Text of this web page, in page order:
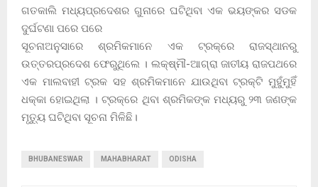
ଗତକାଲି ମଧ୍ୟପ୍ରଦେଶର ଗୁନାରେ ଘଟିଥିବା ଏକ ଭୟଙ୍କର ସଡକ
ଦୁର୍ଘଟଣା ପରେ ପରେ
ସୂଚନାଅନୁସାରେ ଶ୍ରମିକମାନେ ଏକ ଟ୍ରକ୍‌ରେ ରାଜସ୍ଥାନରୁ
ଉତ୍ତରପ୍ରଦେଶ ଫେରୁଥିଲେ । ଲକ୍ଷ୍ମୗ-ଆଗ୍ରା ଜାତୀୟ ରାଜପଥରେ
ଏକ ମାଲବାହୀ ଟ୍ରକ ସହ ଶ୍ରମିକମାନେ ଯାଉଥିବା ଟ୍ରକ୍‌ଟି ମୁହୁଁମୁହିଁ
ଧକ୍କା ହୋଇଥିଲା । ଟ୍ରକ୍‌ରେ ଥିବା ଶ୍ରମିକଙ୍କ ମଧ୍ୟରୁ ୨୩ ଜଣଙ୍କ
ମୃତ୍ୟୁ ଘଟିଥିବା ସୂଚନା ମିଳିଛି।
BHUBANESWAR MAHABHARAT ODISHA